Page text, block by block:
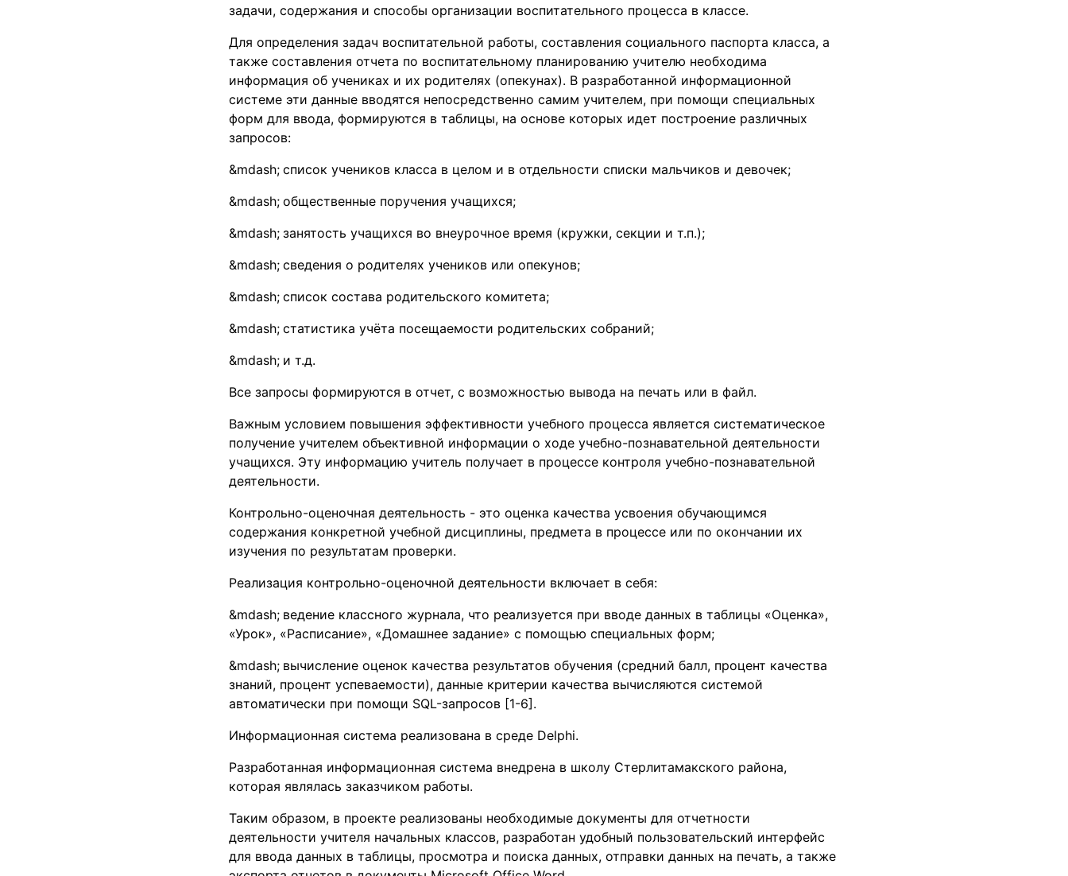
задачи, содержания и способы организации воспитательного процесса в классе.
Для определения задач воспитательной работы, составления социального паспорта класса, а
также составления отчета по воспитательному планированию учителю необходима
информация об учениках и их родителях (опекунах). В разработанной информационной
системе эти данные вводятся непосредственно самим учителем, при помощи специальных
форм для ввода, формируются в таблицы, на основе которых идет построение различных
запросов:
список учеников класса в целом и в отдельности списки мальчиков и девочек;
общественные поручения учащихся;
занятость учащихся во внеурочное время (кружки, секции и т.п.);
сведения о родителях учеников или опекунов;
список состава родительского комитета;
статистика учёта посещаемости родительских собраний;
и т.д.
Все запросы формируются в отчет, с возможностью вывода на печать или в файл.
Важным условием повышения эффективности учебного процесса является систематическое
получение учителем объективной информации о ходе учебно-познавательной деятельности
учащихся. Эту информацию учитель получает в процессе контроля учебно-познавательной
деятельности.
Контрольно-оценочная деятельность - это оценка качества усвоения обучающимся
содержания конкретной учебной дисциплины, предмета в процессе или по окончании их
изучения по результатам проверки.
Реализация контрольно-оценочной деятельности включает в себя:
ведение классного журнала, что реализуется при вводе данных в таблицы «Оценка»,
«Урок», «Расписание», «Домашнее задание» с помощью специальных форм;
вычисление оценок качества результатов обучения (средний балл, процент качества
знаний, процент успеваемости), данные критерии качества вычисляются системой
автоматически при помощи SQL-запросов [1-6].
Информационная система реализована в среде Delphi.
Разработанная информационная система внедрена в школу Стерлитамакского района,
которая являлась заказчиком работы.
Таким образом, в проекте реализованы необходимые документы для отчетности
деятельности учителя начальных классов, разработан удобный пользовательский интерфейс
для ввода данных в таблицы, просмотра и поиска данных, отправки данных на печать, а также